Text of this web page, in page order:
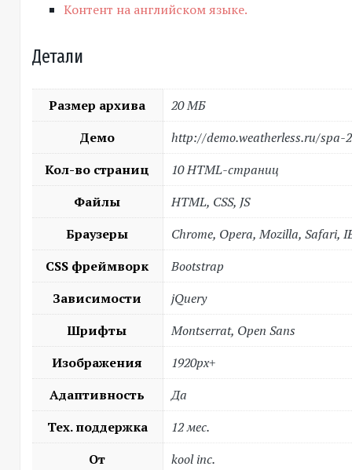
Контент на английском языке.
Детали
Размер архива
20 МБ
Демо
http://demo.weatherless.ru/spa-
Кол-во страниц
10 HTML-страниц
Файлы
HTML, CSS, JS
Браузеры
Chrome, Opera, Mozilla, Safari,
CSS фреймворк
Bootstrap
Зависимости
jQuery
Шрифты
Montserrat, Open Sans
Изображения
1920px+
Адаптивность
Да
Тех. поддержка
12 мес.
От
kool inc.